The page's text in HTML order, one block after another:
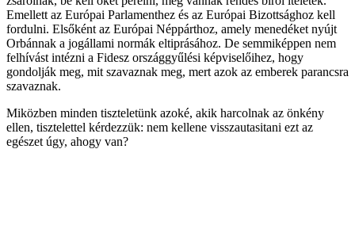
Emellett az Európai Parlamenthez és az Európai Bizottsághoz kell
fordulni. Elsőként az Európai Néppárthoz, amely menedéket nyújt
Orbánnak a jogállami normák eltiprásához. De semmiképpen nem
felhívást intézni a Fidesz országgyűlési képviselőihez, hogy
gondolják meg, mit szavaznak meg, mert azok az emberek parancsra
szavaznak.
Miközben minden tiszteletünk azoké, akik harcolnak az önkény
ellen, tisztelettel kérdezzük: nem kellene visszautasitani ezt az
egészet úgy, ahogy van?